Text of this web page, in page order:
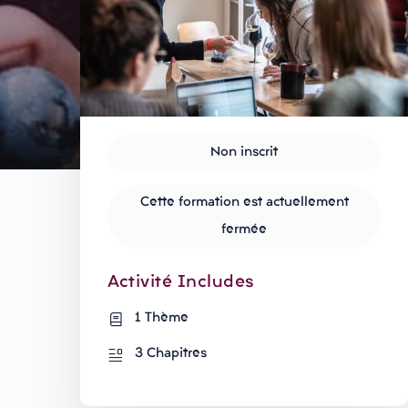
Non inscrit
Cette formation est actuellement
fermée
Activité Includes
1 Thème
3 Chapitres